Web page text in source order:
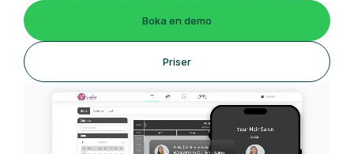
Boka en demo
Priser